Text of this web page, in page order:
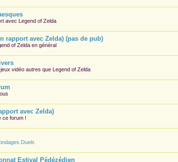
avec Legend of Zelda
rapport avec Zelda) (pas de pub)
of Zelda en général
vidéo autres que Legend of Zelda
avec Zelda)
ce forum !
Duels
Estival Pédézédien